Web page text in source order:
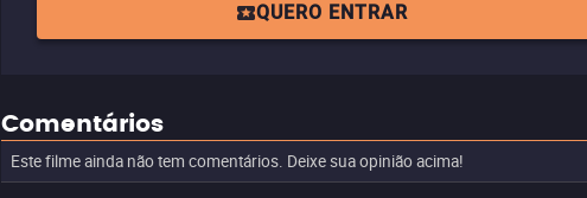
QUERO ENTRAR
Comentários
Este filme ainda não tem comentários. Deixe sua opinião acima!